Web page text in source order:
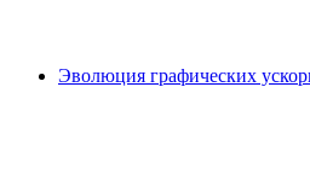
Эволюция графических